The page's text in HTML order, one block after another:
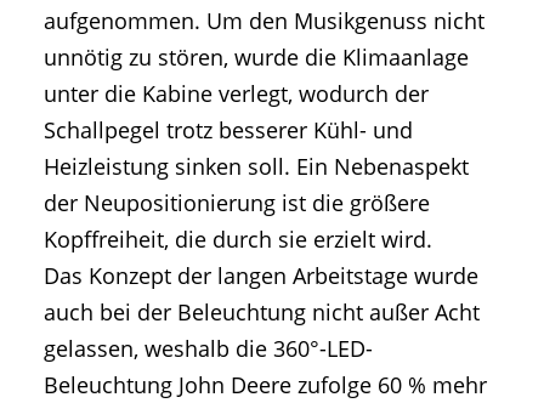
aufgenommen. Um den Musikgenuss nicht
unnötig zu stören, wurde die Klimaanlage
unter die Kabine verlegt, wodurch der
Schallpegel trotz besserer Kühl- und
Heizleistung sinken soll. Ein Nebenaspekt
der Neupositionierung ist die größere
Kopffreiheit, die durch sie erzielt wird.
Das Konzept der langen Arbeitstage wurde
auch bei der Beleuchtung nicht außer Acht
gelassen, weshalb die 360°-LED-
Beleuchtung John Deere zufolge 60 % mehr